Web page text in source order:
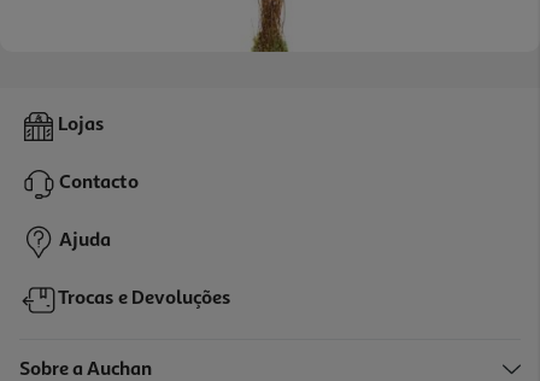
Oregãos Campos Santos Em Ramo 50g
3,23 €
Lojas
Contacto
Ajuda
Trocas e Devoluções
Sobre a Auchan